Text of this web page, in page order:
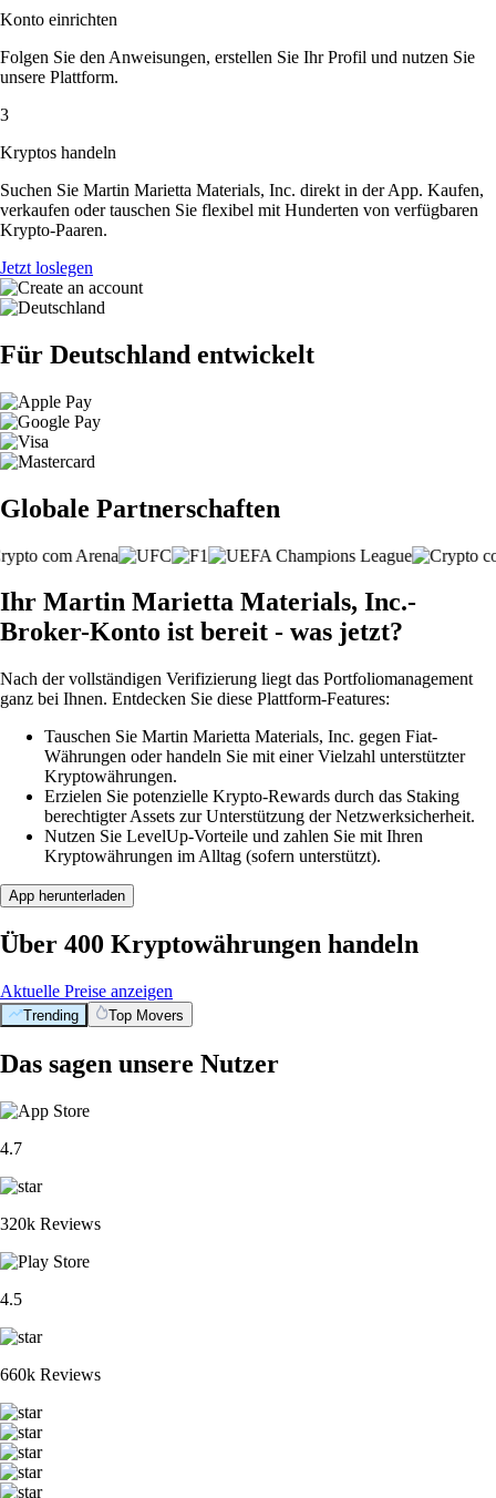
Konto einrichten
Folgen Sie den Anweisungen, erstellen Sie Ihr Profil und nutzen Sie
unsere Plattform.
3
Kryptos handeln
Suchen Sie Martin Marietta Materials, Inc. direkt in der App. Kaufen,
verkaufen oder tauschen Sie flexibel mit Hunderten von verfügbaren
Krypto-Paaren.
Jetzt loslegen
Für Deutschland entwickelt
Globale Partnerschaften
Ihr Martin Marietta Materials, Inc.-
Broker-Konto ist bereit - was jetzt?
Nach der vollständigen Verifizierung liegt das Portfoliomanagement
ganz bei Ihnen. Entdecken Sie diese Plattform-Features:
Tauschen Sie Martin Marietta Materials, Inc. gegen Fiat-
Währungen oder handeln Sie mit einer Vielzahl unterstützter
Kryptowährungen.
Erzielen Sie potenzielle Krypto-Rewards durch das Staking
berechtigter Assets zur Unterstützung der Netzwerksicherheit.
Nutzen Sie LevelUp-Vorteile und zahlen Sie mit Ihren
Kryptowährungen im Alltag (sofern unterstützt).
App herunterladen
Über 400 Kryptowährungen handeln
Aktuelle Preise anzeigen
Trending Top Movers
Das sagen unsere Nutzer
4.7
320k Reviews
4.5
660k Reviews